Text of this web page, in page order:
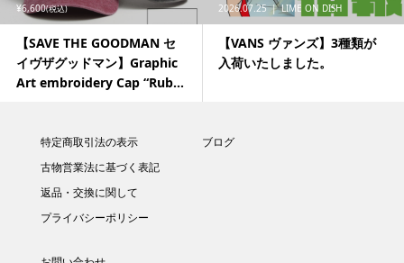
¥6,600(税込)
【SAVE THE GOODMAN セ
イヴザグッドマン】Graphic
Art embroidery Cap “Rub...
2026.07.25 LIME ON DISH
【VANS ヴァンズ】3種類が
入荷いたしました。
特定商取引法の表示
古物営業法に基づく表記
返品・交換に関して
プライバシーポリシー
ブログ